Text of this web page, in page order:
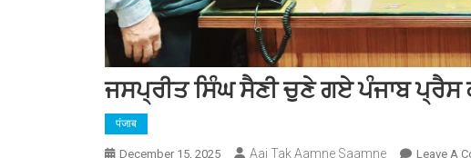
ਜਸਪ੍ਰੀਤ ਸਿੰਘ ਸੈਣੀ ਚੁਣੇ ਗਏ ਪੰਜਾਬ
पंजाब
December 15, 2025 Aaj Tak Aamne Saamne Leave A